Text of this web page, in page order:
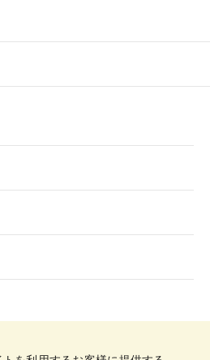
ー クッキー詳細設定